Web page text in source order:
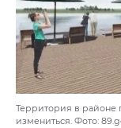
Территория в районе
измениться. Фото: